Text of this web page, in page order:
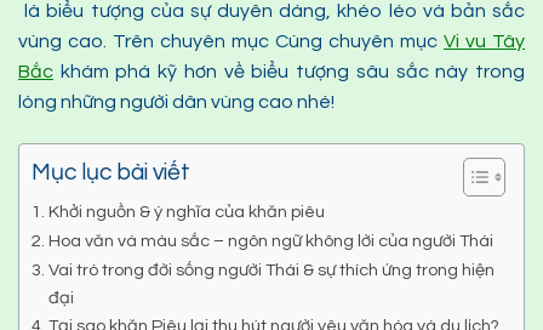
là biểu tượng của sự duyên dáng, khéo léo và bản sắc
vùng cao. Trên chuyên mục Cùng chuyên mục Vi vu Tây
Bắc khám phá kỹ hơn về biểu tượng sâu sắc này trong
lòng những người dân vùng cao nhé!
Mục lục bài viết
Khởi nguồn & ý nghĩa của khăn piêu
Hoa văn và màu sắc – ngôn ngữ không lời của người Thái
Vai trò trong đời sống người Thái & sự thích ứng trong hiện
đại
Tại sao khăn Piêu lại thu hút người yêu văn hóa và du lịch?